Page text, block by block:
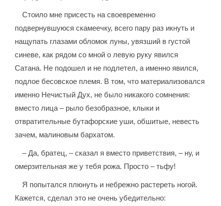
Стоило мне присесть на своевременно
подвернувшуюся скамеечку, всего пару раз икнуть и
нащупать глазами обломок луны, увязший в густой
синеве, как рядом со мной о левую руку явился
Сатана. Не подошел и не подлетел, а именно явился,
подлое бесовское племя. В том, что материализовался
именно Нечистый Дух, не было никакого сомнения:
вместо лица – рыло безобразное, клыки и
отвратительные бутафорские уши, обшитые, невесть
зачем, малиновым бархатом.
– Да, братец, – сказал я вместо приветствия, – ну, и
омерзительная же у тебя рожа. Просто – тьфу!
Я попытался плюнуть и небрежно растереть ногой.
Кажется, сделал это не очень убедительно: